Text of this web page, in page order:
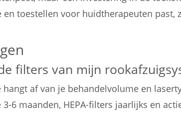
toestellen voor huidtherapeuten past,
filters van mijn
af van je behandelvolume en
6 maanden, HEPA-filters jaarlijks en